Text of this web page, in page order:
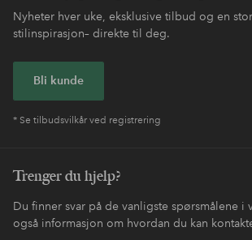
Nyheter hver uke, eksklusive tilbud og en
stilinspirasjon– direkte til deg.
Bli kunde
* Se tilbudsvilkår ved registrering
Trenger du hjelp?
Du finner svar på de vanligste spørsmålene i
også informasjon om hvordan du kan